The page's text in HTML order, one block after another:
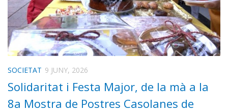
SOCIETAT 9 JUNY, 2026
Solidaritat i Festa Major, de la mà a la
8a Mostra de Postres Casolanes de